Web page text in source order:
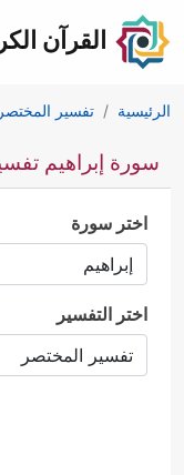
القرآن
الرئيسية تفسير المختصر
سورة إبراهيم
اختر سورة
اختر التفسير